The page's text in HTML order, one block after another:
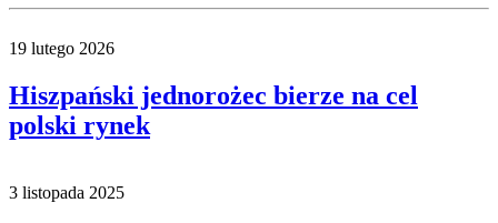
19 lutego 2026
Hiszpański jednorożec bierze na cel
polski rynek
3 listopada 2025